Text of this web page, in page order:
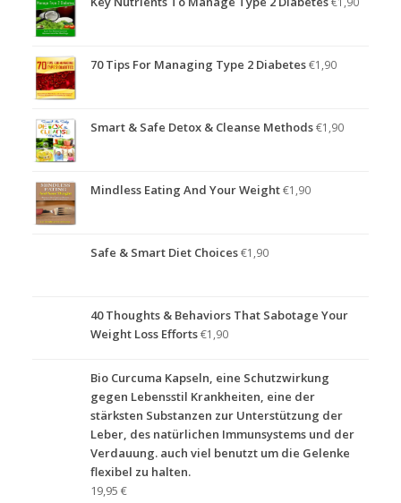
70 Tips For Managing Type 2 Diabetes€1,90
Smart & Safe Detox & Cleanse Methods€1,90
Mindless Eating And Your Weight€1,90
Safe & Smart Diet Choices€1,90
40 Thoughts & Behaviors That Sabotage Your
Weight Loss Efforts€1,90
Bio Curcuma Kapseln, eine Schutzwirkung
gegen Lebensstil Krankheiten, eine der
stärksten Substanzen zur Unterstützung der
Leber, des natürlichen Immunsystems und der
Verdauung. auch viel benutzt um die Gelenke
flexibel zu halten.
19,95 €